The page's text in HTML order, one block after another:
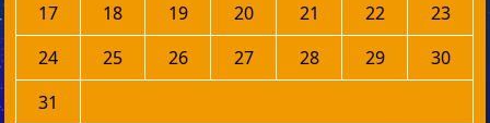
17
18 19 20 21 22
23
24
25 26 27 28 29
30
31